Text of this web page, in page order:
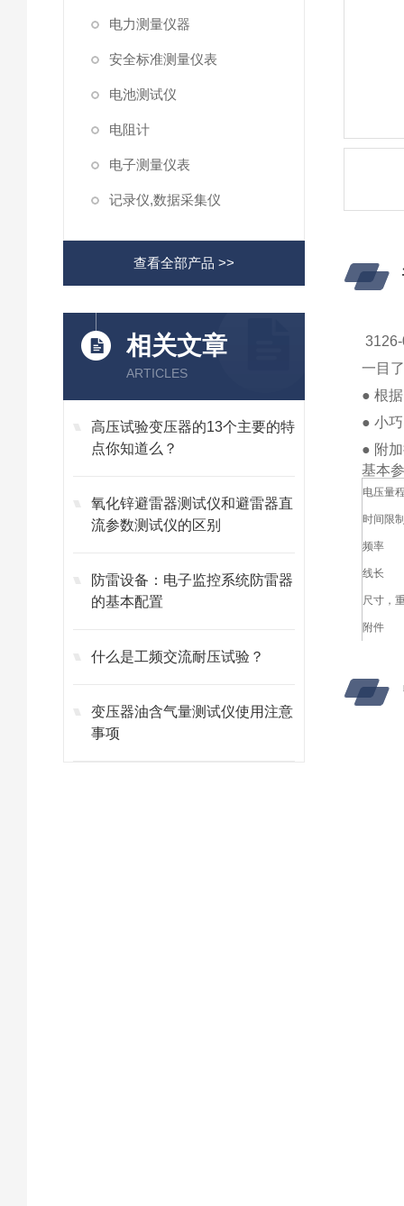
电力测量仪器
安全标准测量仪表
电池测试仪
电阻计
电子测量仪表
记录仪,数据采集仪
查看全部产品 >>
相关文章
ARTICLES
高压试验变压器的13个主要的特
点你知道么？
氧化锌避雷器测试仪和避雷器直
流参数测试仪的区别
防雷设备：电子监控系统防雷器
的基本配置
什么是工频交流耐压试验？
变压器油含气量测试仪使用注意
事项
一目
● 根
● 小
● 附
基本
电压量
时间限
频率
线长
尺寸，
附件